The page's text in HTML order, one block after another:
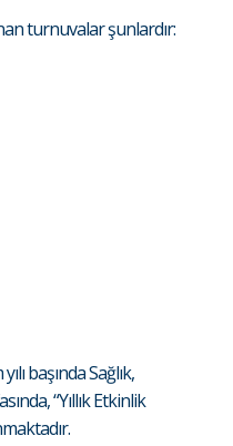
turnuvalar şunlardır:
başında Sağlık,
“Yıllık Etkinlik